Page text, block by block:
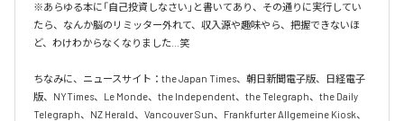
※あらゆる本に「自己投資しなさい」と書いてあり、その通りに実行してい
たら、なんか脳のリミッター外れて、収入源や趣味やら、把握できないほ
ど、わけわからなくなりました…笑
ちなみに、ニュースサイト：the Japan Times、朝日新聞電子版、日経電子
版、NYTimes、Le Monde、the Independent、the Telegraph、the Daily
Telegraph、NZ Herald、Vancouver Sun、Frankfurter Allgemeine Kiosk、